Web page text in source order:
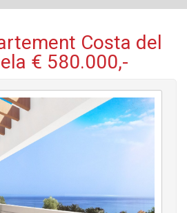
Costa del
€ 580.000,-